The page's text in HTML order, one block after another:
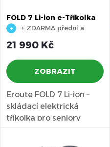
p
r
o
d
u
s
p
r
o
d
u
FOLD 7 Li-ion e-Tříkolka
+ ZDARMA přední a
21 990 Kč
ZOBRAZIT
Eroute FOLD 7 Li-ion –
skládací elektrická
tříkolka pro seniory
nabízí pohodlí a